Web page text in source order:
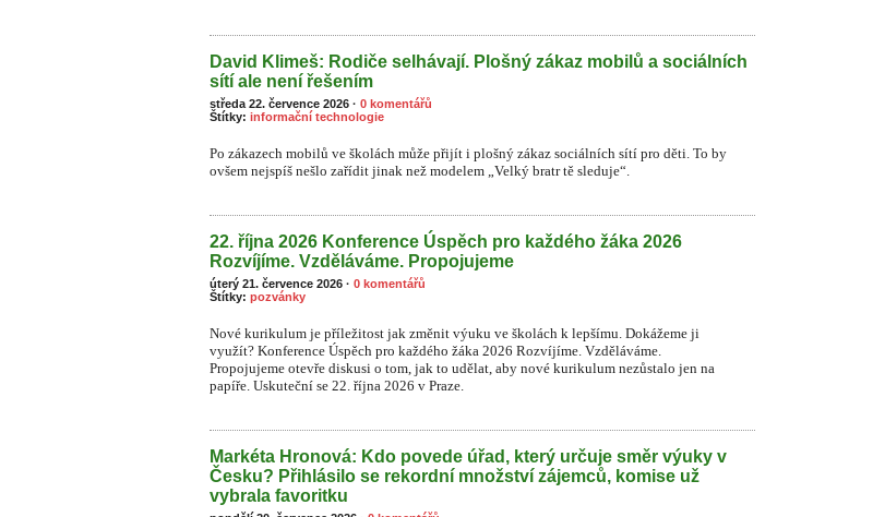
David Klimeš: Rodiče selhávají. Plošný zákaz mobilů a sociálních
sítí ale není řešením
středa 22. července 2026 · 0 komentářů
Štítky: informační technologie
Po zákazech mobilů ve školách může přijít i plošný zákaz sociálních sítí pro děti. To by
ovšem nejspíš nešlo zařídit jinak než modelem „Velký bratr tě sleduje“.
22. října 2026 Konference Úspěch pro každého žáka 2026
Rozvíjíme. Vzděláváme. Propojujeme
úterý 21. července 2026 · 0 komentářů
Štítky: pozvánky
Nové kurikulum je příležitost jak změnit výuku ve školách k lepšímu. Dokážeme ji
využít? Konference Úspěch pro každého žáka 2026 Rozvíjíme. Vzděláváme.
Propojujeme otevře diskusi o tom, jak to udělat, aby nové kurikulum nezůstalo jen na
papíře. Uskuteční se 22. října 2026 v Praze.
Markéta Hronová: Kdo povede úřad, který určuje směr výuky v
Česku? Přihlásilo se rekordní množství zájemců, komise už
vybrala favoritku